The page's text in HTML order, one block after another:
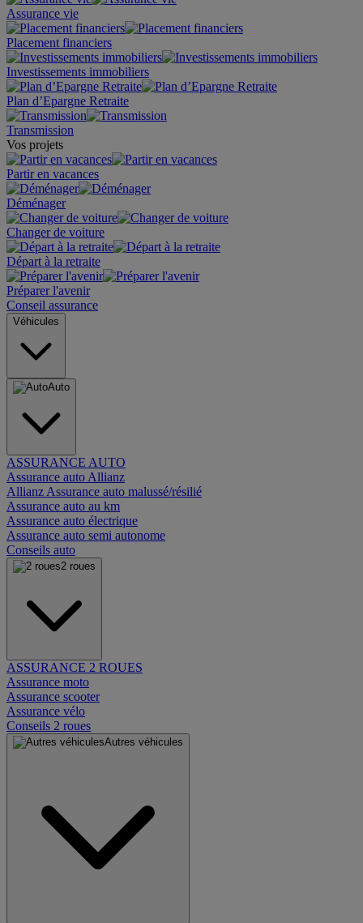
Assurance vie
Placement financiers
Investissements immobiliers
Plan d’Epargne Retraite
Transmission
Vos projets
Partir en vacances
Déménager
Changer de voiture
Départ à la retraite
Préparer l'avenir
Conseil assurance
Véhicules
Auto
ASSURANCE AUTO
Assurance auto Allianz
Allianz Assurance auto malussé/résilié
Assurance auto au km
Assurance auto électrique
Assurance auto semi autonome
Conseils auto
2 roues
ASSURANCE 2 ROUES
Assurance moto
Assurance scooter
Assurance vélo
Conseils 2 roues
Autres véhicules